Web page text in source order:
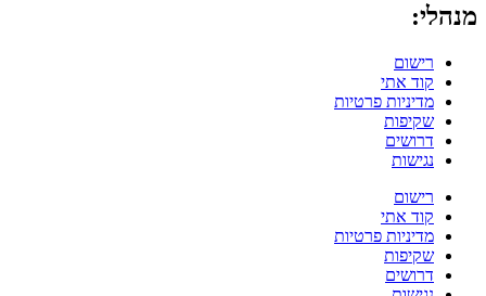
מנהלי:
רישום
קוד אתי
מדיניות פרטיות
שקיפות
דרושים
נגישות
רישום
קוד אתי
מדיניות פרטיות
שקיפות
דרושים